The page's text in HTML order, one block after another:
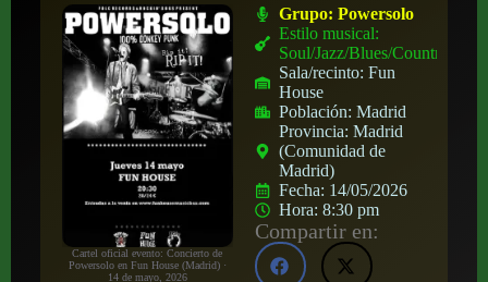
Cartel oficial evento: Concierto de
Powersolo en Fun House (Madrid) ·
14 de mayo, 2026
Grupo:Powersolo
Estilo musical:
Soul/Jazz/Blues/Country
Sala/recinto:Fun
House
Población:Madrid
Provincia:Madrid
(Comunidad de
Madrid)
Fecha: 14/05/2026
Hora:8:30 pm
Compartir en: